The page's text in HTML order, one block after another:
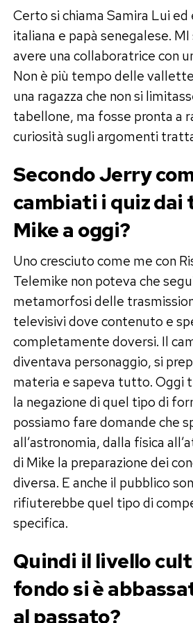
Certo si chiama Samira Lui
italiana e papà senegalese.
avere una collaboratrice con
Non è più tempo delle
una ragazza che non si
tabellone, ma fosse pronta a
curiosità sugli argomenti
Secondo Jerry
cambiati i quiz dai
Mike a oggi?
Uno cresciuto come me con
Telemike non poteva che
metamorfosi delle
televisivi dove contenuto e
completamente doversi. Il
diventava personaggio, si
materia e sapeva tutto. Oggi
la negazione di quel tipo di
possiamo fare domande che
all’astronomia, dalla fisica
di Mike la preparazione dei
diversa. E anche il pubblico
rifiuterebbe quel tipo di
specifica.
Quindi il livello
fondo si è
al passato?